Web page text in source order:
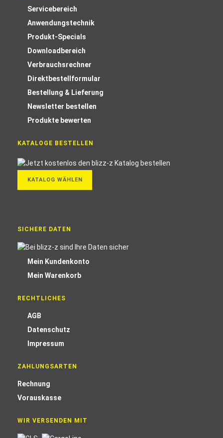
Servicebereich
Anwendungstechnik
Produkt-Specials
Downloadbereich
Verbrauchsrechner
Direktbestellformular
Bestellung & Lieferung
Newsletter bestellen
Produkte bewerten
KATALOGE BESTELLEN
KATALOG WÄHLEN
SICHERE DATEN
Mein Kundenkonto
Mein Warenkorb
RECHTLICHES
AGB
Datenschutz
Impressum
ZAHLUNGSARTEN
Rechnung
Vorauskasse
WIR VERSENDEN MIT